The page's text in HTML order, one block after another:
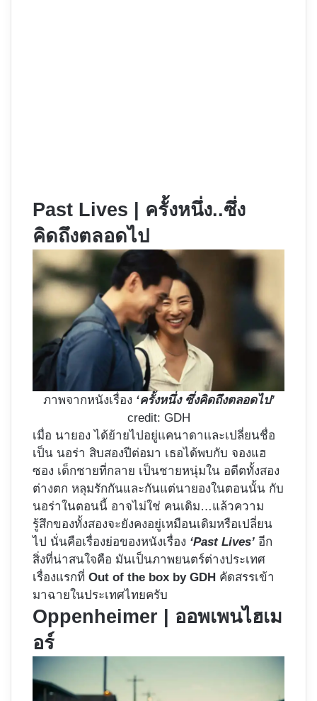
Past Lives | ครั้งหนึ่ง..ซึ่ง
คิดถึงตลอดไป
ภาพจากหนังเรื่อง ‘ครั้งหนึ่ง ซึ่งคิดถึงตลอดไป’
credit: GDH
เมื่อ นายอง ได้ย้ายไปอยู่แคนาดาและเปลี่ยนชื่อ
เป็น นอร่า สิบสองปีต่อมา เธอได้พบกับ จองแฮ
ซอง เด็กชายที่กลาย เป็นชายหนุ่มใน อดีตทั้งสอง
ต่างตก หลุมรักกันและกันแต่นายองในตอนนั้น กับ
นอร่าในตอนนี้ อาจไม่ใช่ คนเดิม…แล้วความ
รู้สึกของทั้งสองจะยังคงอยู่เหมือนเดิมหรือเปลี่ยน
ไป นั่นคือเรื่องย่อของหนังเรื่อง ‘Past Lives’ อีก
สิ่งที่น่าสนใจคือ มันเป็นภาพยนตร์ต่างประเทศ
เรื่องแรกที่ Out of the box by GDH คัดสรรเข้า
มาฉายในประเทศไทยครับ
Oppenheimer | ออพเพนไฮเม
อร์